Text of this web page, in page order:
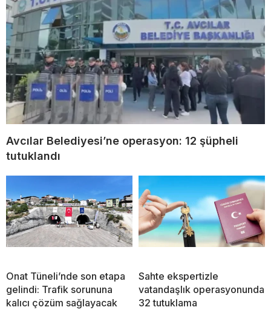
Avcılar Belediyesi’ne operasyon: 12 şüpheli
tutuklandı
Onat Tüneli’nde son etapa
gelindi: Trafik sorununa
kalıcı çözüm sağlayacak
Sahte ekspertizle
vatandaşlık operasyonunda
32 tutuklama